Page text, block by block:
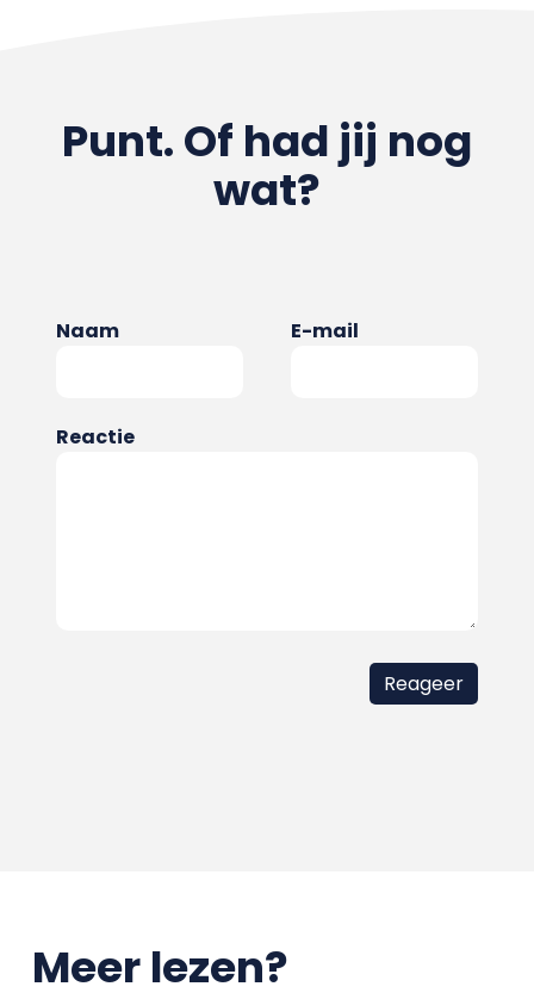
Punt. Of had jij nog
wat?
Naam E-mail
Reactie
Meer lezen?